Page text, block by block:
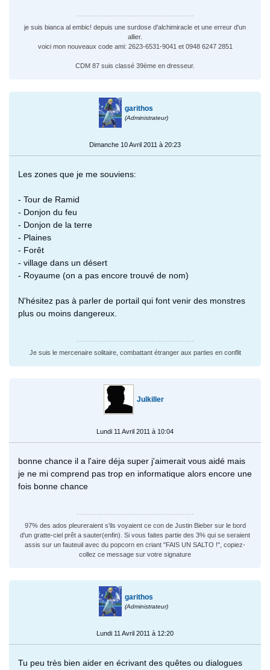
je suis bianca al embic! depuis une surdose d'alchimiracle et une erreur d'un
allier.
voici mon nouveaux code ami: 2623-6531-9041 et 0948 6247 2851
CDM 87 suis classé 39ème en dresseur.
garithos
(Administrateur)
Dimanche 10 Avril 2011 à 20:23
Les zones que je me souviens:
- Tour de Ramid
- Donjon du feu
- Donjon de la terre
- Plaines
- Forêt
- village dans un désert
- Royaume (on a pas encore trouvé de nom)
N'hésitez pas à parler de portail qui font venir des monstres
plus ou moins dangereux.
Je suis le mercenaire solitaire, combattant étranger aux parties en conflit
Julkiller
Lundi 11 Avril 2011 à 10:04
bonne chance il a l'aire déja super j'aimerait vous aidé mais
je ne mi comprend pas trop en informatique alors encore une
fois bonne chance
97% des ados pleureraient s'ils voyaient ce con de Justin Bieber sur le bord
d'un gratte-ciel prêt a sauter(enfin). Si vous faites partie des 3% qui se seraient
assis sur un fauteuil avec du popcorn en criant "FAIS UN SALTO !", copiez-
collez ce message sur votre signature
garithos
(Administrateur)
Lundi 11 Avril 2011 à 12:20
Tu peu très bien aider en écrivant des quêtes ou dialogues